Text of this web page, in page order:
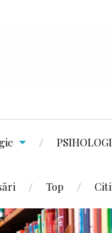
Top